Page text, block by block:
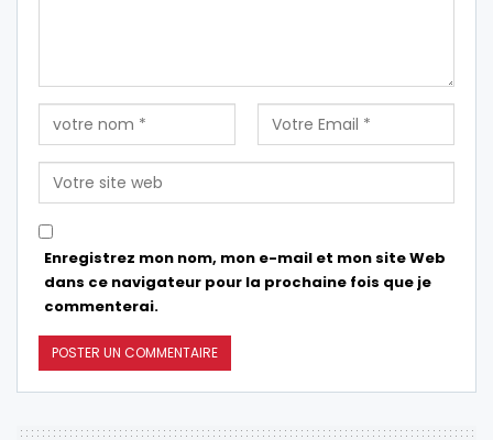
Enregistrez mon nom, mon e-mail et mon site Web
dans ce navigateur pour la prochaine fois que je
commenterai.